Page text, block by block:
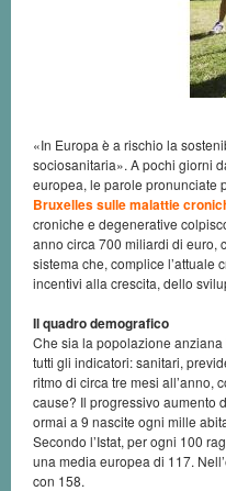
«In Europa è a rischio la
sociosanitaria». A pochi giorni
europea, le parole pronunciate
Bruxelles sulle malattie
croniche e degenerative
anno circa 700 miliardi di euro,
sistema che, complice l’attuale
incentivi alla crescita, dello
Il quadro demografico
Che sia la popolazione
tutti gli indicatori: sanitari,
ritmo di circa tre mesi all’anno,
cause? Il progressivo aumento
ormai a 9 nascite ogni mille
Secondo l’Istat, per ogni 100
una media europea di 117.
con 158.